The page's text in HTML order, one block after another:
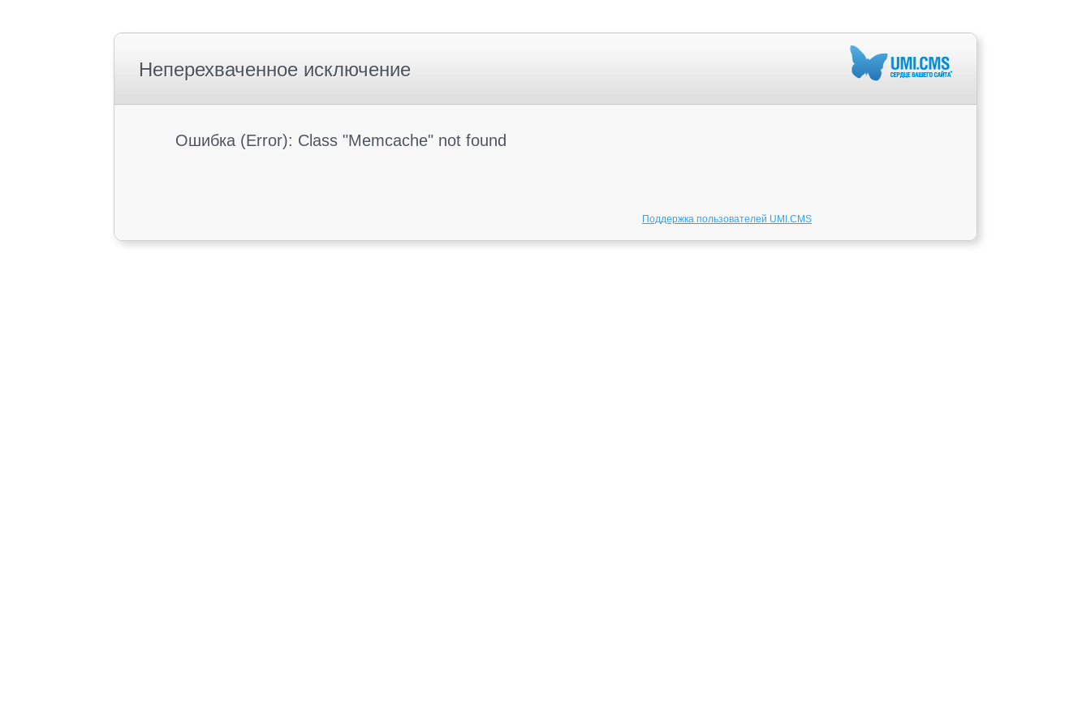
Неперехваченное исключение
Ошибка (Error): Class "Memcache" not found
Поддержка пользователей UMI.CMS